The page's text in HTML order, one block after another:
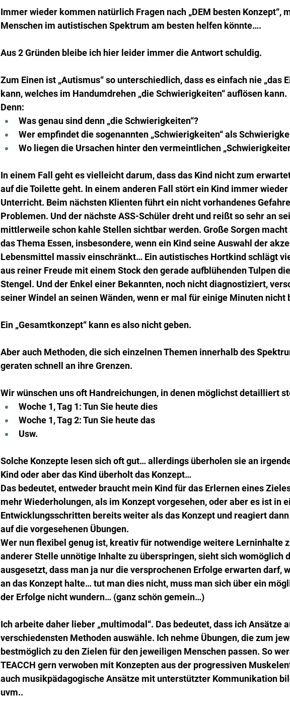
Immer wieder kommen natürlich Fragen nach „DEM besten Konzept“,
Menschen im autistischen Spektrum am besten helfen könnte….
Aus 2 Gründen bleibe ich hier leider immer die Antwort schuldig.
Zum Einen ist „Autismus“ so unterschiedlich, dass es einfach nie „das
kann, welches im Handumdrehen „die Schwierigkeiten“ auflösen kann.
Denn:
Was genau sind denn „die Schwierigkeiten“?
Wer empfindet die sogenannten „Schwierigkeiten“ als
Wo liegen die Ursachen hinter den vermeintlichen
In einem Fall geht es vielleicht darum, dass das Kind nicht zum
auf die Toilette geht. In einem anderen Fall stört ein Kind immer
Unterricht. Beim nächsten Klienten führt ein nicht vorhandenes
Problemen. Und der nächste ASS-Schüler dreht und reißt so sehr an
mittlerweile schon kahle Stellen sichtbar werden. Große Sorgen
das Thema Essen, insbesondere, wenn ein Kind seine Auswahl der
Lebensmittel massiv einschränkt… Ein autistisches Hortkind schlägt
aus reiner Freude mit einem Stock den gerade aufblühenden Tulpen
Stengel. Und der Enkel einer Bekannten, noch nicht diagnostiziert,
seiner Windel an seinen Wänden, wenn er mal für einige Minuten
Ein „Gesamtkonzept“ kann es also nicht geben.
Aber auch Methoden, die sich einzelnen Themen innerhalb des
geraten schnell an ihre Grenzen.
Wir wünschen uns oft Handreichungen, in denen möglichst detailliert
Woche 1, Tag 1: Tun Sie heute dies
Woche 1, Tag 2: Tun Sie heute das
Usw.
Solche Konzepte lesen sich oft gut… allerdings überholen sie an
Kind oder aber das Kind überholt das Konzept…
Das bedeutet, entweder braucht mein Kind für das Erlernen eines
mehr Wiederholungen, als im Konzept vorgesehen, oder aber es ist in
Entwicklungsschritten bereits weiter als das Konzept und reagiert
auf die vorgesehenen Übungen.
Wer nun flexibel genug ist, kreativ für notwendige weitere Lerninhalte
anderer Stelle unnötige Inhalte zu überspringen, sieht sich womöglich
ausgesetzt, dass man ja nur die versprochenen Erfolge erwarten darf,
an das Konzept halte… tut man dies nicht, muss man sich über ein
der Erfolge nicht wundern… (ganz schön gemein…)
Ich arbeite daher lieber „multimodal“. Das bedeutet, dass ich Ansätze
verschiedensten Methoden auswähle. Ich nehme Übungen, die zum
bestmöglich zu den Zielen für den jeweiligen Menschen passen. So
TEACCH gern verwoben mit Konzepten aus der progressiven
auch musikpädagogische Ansätze mit unterstützter Kommunikation
uvm..